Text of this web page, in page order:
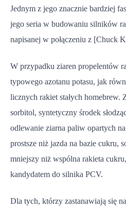
Jednym z jego znacznie bardziej
jego seria w budowaniu silników
napisanej w połączeniu z [Chuck
W przypadku ziaren propelentów
typowego azotanu potasu, jak
licznych rakiet stałych homebrew.
sorbitol, syntetyczny środek
odlewanie ziarna paliw opartych
prostsze niż jazda na bazie cukru,
mniejszy niż wspólna rakieta
kandydatem do silnika PCV.
Dla tych, którzy zastanawiają się